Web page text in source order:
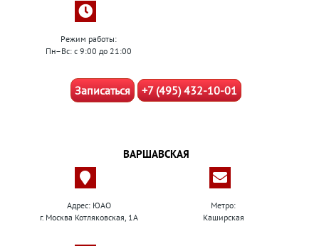
Режим работы:
Пн–Вс: с 9:00 до 21:00
Записаться +7 (495) 432-10-01
ВАРШАВСКАЯ
Адрес: ЮАО
г. Москва Котляковская, 1А
Метро:
Каширская